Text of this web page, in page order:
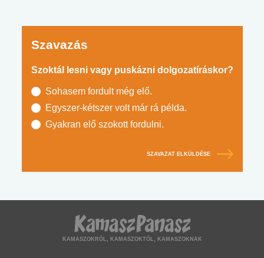
Szavazás
Szoktál lesni vagy puskázni dolgozatíráskor?
Sohasem fordult még elő.
Egyszer-kétszer volt már rá példa.
Gyakran elő szokott fordulni.
SZAVAZAT ELKÜLDÉSE
KAMASZOKRÓL, KAMASZOKTÓL, KAMASZOKNAK